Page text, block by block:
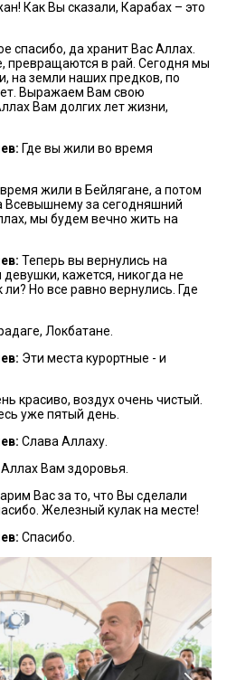
Как Вы сказали, Карабах – это
спасибо, да хранит Вас Аллах.
превращаются в рай. Сегодня мы
на земли наших предков, по
Выражаем Вам свою
Вам долгих лет жизни,
Где вы жили во время
жили в Бейлягане, а потом
Всевышнему за сегодняшний
мы будем вечно жить на
Теперь вы вернулись на
кажется, никогда не
Но все равно вернулись. Где
Локбатане.
Эти места курортные - и
красиво, воздух очень чистый.
уже пятый день.
Слава Аллаху.
Вам здоровья.
Вас за то, что Вы сделали
Железный кулак на месте!
Спасибо.